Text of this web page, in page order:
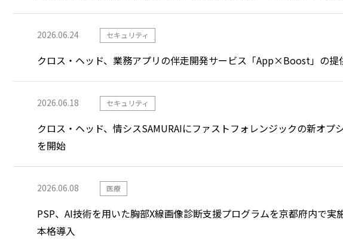
2026.06.24 セキュリティ
クロス・ヘッド、業務アプリの伴走開発サービス「App×Boost」の提
2026.06.18 セキュリティ
クロス・ヘッド、情シスSAMURAIにファストフォレンジックの新オプ
を開始
2026.06.08 医療
PSP、AI技術を用いた胸部X線画像診断支援プログラムを京都府内で実
本格導入